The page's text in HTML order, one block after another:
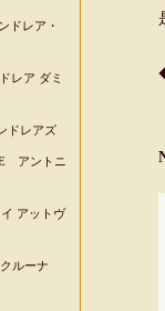
ドレア・
レア ダミ
ドレアズ
アントニ
アットヴ
ルーナ